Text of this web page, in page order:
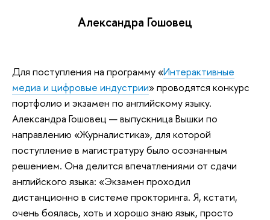
Александра Гошовец
Для поступления на программу «Интерактивные
медиа и цифровые индустрии» проводятся конкурс
портфолио и экзамен по английскому языку.
Александра Гошовец — выпускница Вышки по
направлению «Журналистика», для которой
поступление в магистратуру было осознанным
решением. Она делится впечатлениями от сдачи
английского языка: «Экзамен проходил
дистанционно в системе прокторинга. Я, кстати,
очень боялась, хоть и хорошо знаю язык, просто